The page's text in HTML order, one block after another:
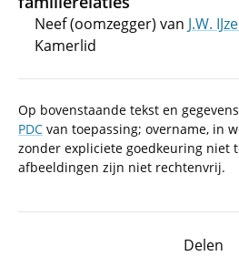
Neef (oomzegger) van J.W.
Kamerlid
Op bovenstaande tekst en
PDC van toepassing; overname, in
zonder expliciete goedkeuring niet
afbeeldingen zijn niet rechtenvrij.
Delen